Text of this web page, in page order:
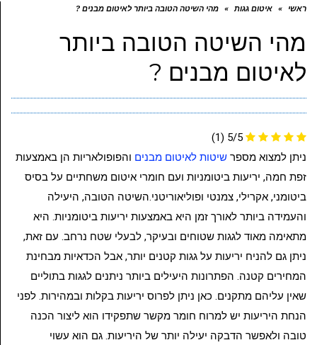
ראשי » איטום גגות » מהי השיטה הטובה ביותר לאיטום מבנים ?
מהי השיטה הטובה ביותר
לאיטום מבנים ?
5/5
(1)
ניתן למצוא מספר שיטות לאיטום מבנים והפופולאריות הן באמצעות
זפת חמה, יריעות ביטומניות ועם חומרי איטום משחתיים על בסיס
ביטומני, אקרילי, צמנטי ופוליאוריטני.השיטה הטובה, היעילה
והעמידה ביותר לאורך זמן היא באמצעות יריעות ביטומניות. היא
מתאימה מאוד לגגות שטוחים ובעיקר, לבעלי שטח נרחב. עם זאת,
ניתן גם להניח יריעות על גגות קטנים יותר, אבל הכדאיות מבחינת
המחירים קטנה. הפתרונות היעילים ביותר ניתנים לגגות בתוליים
שאין עליהם מתקנים. כאן ניתן לפרוס יריעות בקלות ובמהירות. לפני
הנחת היריעות יש למרוח חומר מקשר שתפקידו הוא ליצור הכנה
טובה ולאפשר הדבקה יעילה יותר של היריעות. גם הוא עשוי